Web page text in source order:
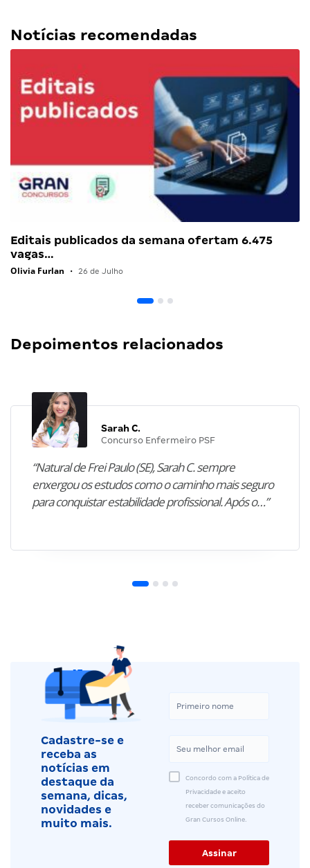
Notícias recomendadas
Editais publicados da semana ofertam 6.475
vagas…
Olivia Furlan • 26 de Julho
Depoimentos relacionados
Sarah C.
Concurso Enfermeiro PSF
“Natural de Frei Paulo (SE), Sarah C. sempre
enxergou os estudos como o caminho mais seguro
para conquistar estabilidade profissional. Após o…”
Cadastre-se e
receba as
notícias em
destaque da
semana, dicas,
novidades e
muito mais.
Concordo com a Política de
Privacidade e aceito
receber comunicações do
Gran Cursos Online.